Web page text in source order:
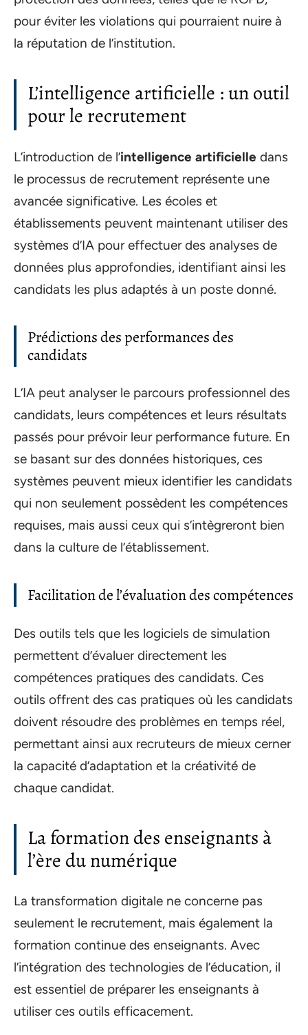
pour éviter les violations qui pourraient nuire à
la réputation de l’institution.
L’intelligence artificielle : un outil
pour le recrutement
L’introduction de l’intelligence artificielle dans
le processus de recrutement représente une
avancée significative. Les écoles et
établissements peuvent maintenant utiliser des
systèmes d’IA pour effectuer des analyses de
données plus approfondies, identifiant ainsi les
candidats les plus adaptés à un poste donné.
Prédictions des performances des
candidats
L’IA peut analyser le parcours professionnel des
candidats, leurs compétences et leurs résultats
passés pour prévoir leur performance future. En
se basant sur des données historiques, ces
systèmes peuvent mieux identifier les candidats
qui non seulement possèdent les compétences
requises, mais aussi ceux qui s’intègreront bien
dans la culture de l’établissement.
Facilitation de l’évaluation des compétences
Des outils tels que les logiciels de simulation
permettent d’évaluer directement les
compétences pratiques des candidats. Ces
outils offrent des cas pratiques où les candidats
doivent résoudre des problèmes en temps réel,
permettant ainsi aux recruteurs de mieux cerner
la capacité d’adaptation et la créativité de
chaque candidat.
La formation des enseignants à
l’ère du numérique
La transformation digitale ne concerne pas
seulement le recrutement, mais également la
formation continue des enseignants. Avec
l’intégration des technologies de l’éducation, il
est essentiel de préparer les enseignants à
utiliser ces outils efficacement.